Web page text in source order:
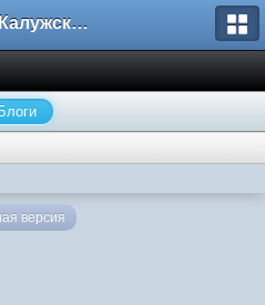
Блоги Калужского перекрестка
Блоги
версия